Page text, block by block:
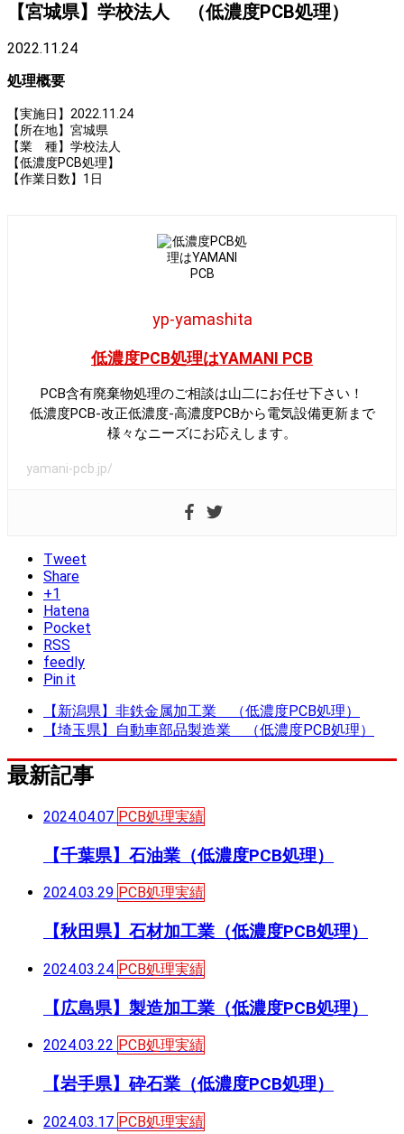
【宮城県】学校法人 （低濃度PCB処理）
2022.11.24
処理概要
【実施日】2022.11.24
【所在地】宮城県
【業 種】学校法人
【低濃度PCB処理】
【作業日数】1日
yp-yamashita
低濃度PCB処理はYAMANI PCB
PCB含有廃棄物処理のご相談は山二にお任せ下さい！
低濃度PCB-改正低濃度-高濃度PCBから電気設備更新まで
様々なニーズにお応えします。
yamani-pcb.jp/
Tweet
Share
+1
Hatena
Pocket
RSS
feedly
Pin it
【新潟県】非鉄金属加工業 （低濃度PCB処理）
【埼玉県】自動車部品製造業 （低濃度PCB処理）
最新記事
2024.04.07 PCB処理実績
【千葉県】石油業（低濃度PCB処理）
2024.03.29 PCB処理実績
【秋田県】石材加工業（低濃度PCB処理）
2024.03.24 PCB処理実績
【広島県】製造加工業（低濃度PCB処理）
2024.03.22 PCB処理実績
【岩手県】砕石業（低濃度PCB処理）
2024.03.17 PCB処理実績